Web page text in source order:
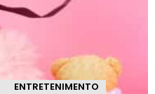
ENTRETENIMENTO